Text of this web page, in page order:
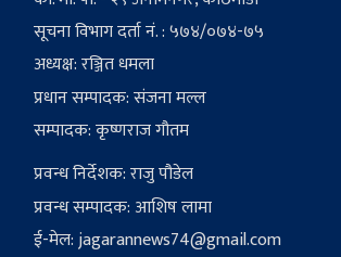
सूचना विभाग दर्ता नं. : ५७४/०७४-७५
अध्यक्ष: रञ्जित धमला
प्रधान सम्पादक: संजना मल्ल
सम्पादक: कृष्णराज गौतम
प्रवन्ध निर्देशक: राजु पौडेल
प्रवन्ध सम्पादक: आशिष लामा
ई-मेल:jagarannews74@gmail.com